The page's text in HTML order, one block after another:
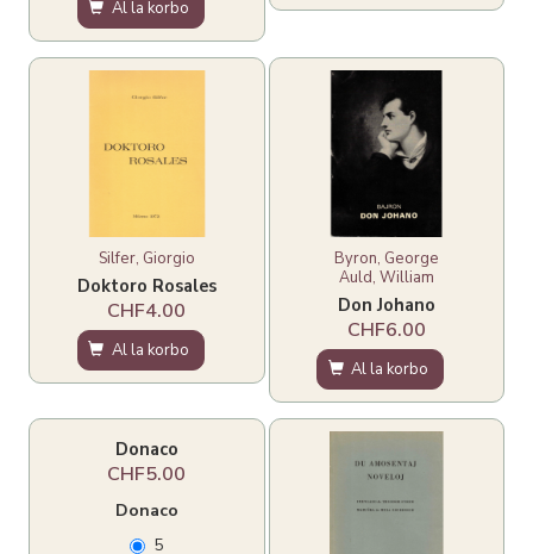
Al la korbo
Silfer, Giorgio
Doktoro Rosales
CHF4.00
Al la korbo
Byron, George
Auld, William
Don Johano
CHF6.00
Al la korbo
Donaco
CHF5.00
Donaco
5